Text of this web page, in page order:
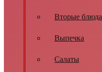
Вторые блюда
Выпечка
Салаты